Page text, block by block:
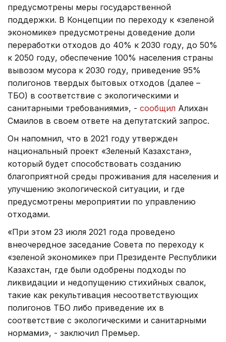
предусмотрены меры государственной
поддержки. В Концепции по переходу к «зеленой
экономике» предусмотрены доведение доли
переработки отходов до 40% к 2030 году, до 50%
к 2050 году, обеспечение 100% населения страны
вывозом мусора к 2030 году, приведение 95%
полигонов твердых бытовых отходов (далее –
ТБО) в соответствие с экологическими и
санитарными требованиями», - сообщил Алихан
Смаилов в своем ответе на депутатский запрос.
Он напомнил, что в 2021 году утвержден
национальный проект «Зеленый Казахстан»,
который будет способствовать созданию
благоприятной среды проживания для населения и
улучшению экологической ситуации, и где
предусмотрены мероприятии по управлению
отходами.
«При этом 23 июля 2021 года проведено
внеочередное заседание Совета по переходу к
«зеленой экономике» при Президенте Республики
Казахстан, где были одобрены подходы по
ликвидации и недопущению стихийных свалок,
такие как рекультивация несоответствующих
полигонов ТБО либо приведение их в
соответствие с экологическими и санитарными
нормами», - заключил Премьер.